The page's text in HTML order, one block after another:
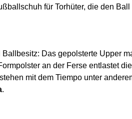
für Torhüter, die den Ball
Das gepolsterte Upper
an der Ferse entlastet die
mit dem Tiempo unter
.